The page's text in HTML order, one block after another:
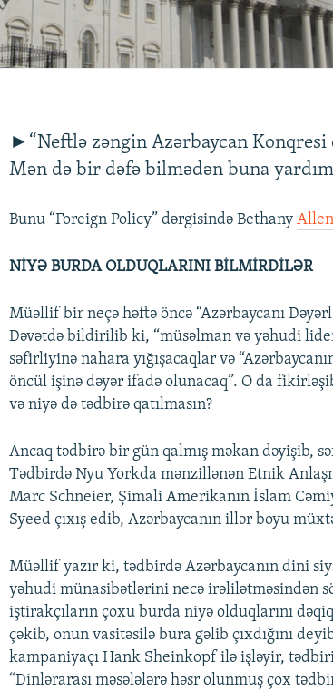
►“Neftlə zəngin Azərbaycan
Mən də bir dəfə bilmədən buna
Bunu “Foreign Policy” dərgisində Bethany
NİYƏ BURDA OLDUQLARINI BİLMİRDİLƏR
Müəllif bir neçə həftə öncə “Azərbaycanı
Dəvətdə bildirilib ki, “müsəlman və yəhudi
səfirliyinə nahara yığışacaqlar və
öncül işinə dəyər ifadə olunacaq”. O da
və niyə də tədbirə qatılmasın?
Ancaq tədbirə bir gün qalmış məkan dəyişib,
Tədbirdə Nyu Yorkda mənzillənən Etnik
Marc Schneier, Şimali Amerikanın İslam
Syeed çıxış edib, Azərbaycanın illər boyu
Müəllif yazır ki, tədbirdə Azərbaycanın dini
yəhudi münasibətlərini necə irəlilətməsindən
iştirakçıların çoxu burda niyə olduqlarını
çəkib, onun vasitəsilə bura gəlib çıxdığını
kampaniyaçı Hank Sheinkopf ilə işləyir,
“Dinlərarası məsələlərə həsr olunmuş çox